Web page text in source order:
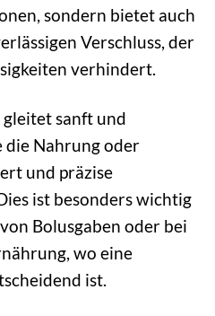
sondern bietet auch
Verschluss, der
verhindert.
sanft und
die Nahrung oder
und präzise
ist besonders wichtig
Bolusgaben oder bei
wo eine
ist.